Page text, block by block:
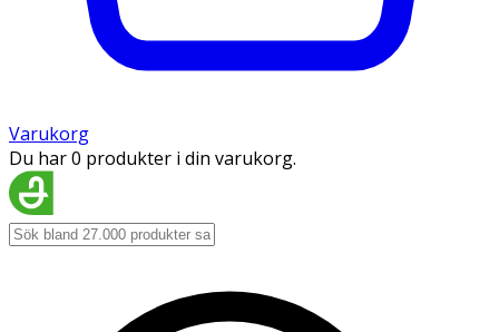
Varukorg
Du har 0 produkter i din varukorg.